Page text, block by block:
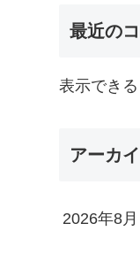
最近の
表示でき
アーカ
2026年8月